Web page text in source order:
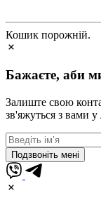
Кошик порожній.
Бажаєте, аби
Залиште свою
зв'яжуться з вами у
Подзвоніть мені